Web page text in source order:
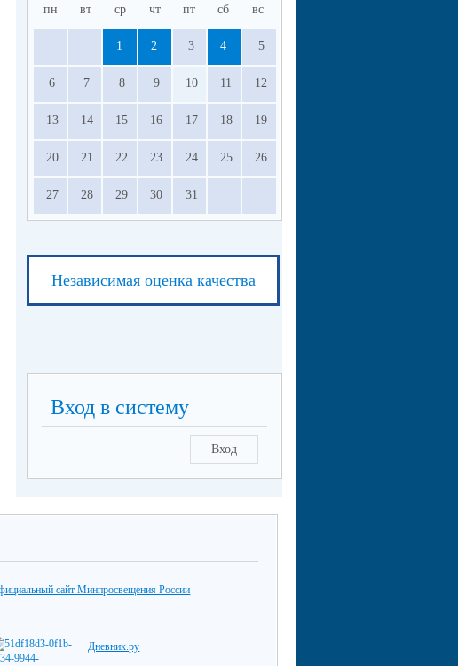
пн вт ср чт пт сб вс
1 2 3 4 5
6 7 8 9 10 11 12
13 14 15 16 17 18 19
20 21 22 23 24 25 26
27 28 29 30 31
Независимая оценка качества
Вход в систему
Вход
сайт Минпросвещения России
Дневник.ру